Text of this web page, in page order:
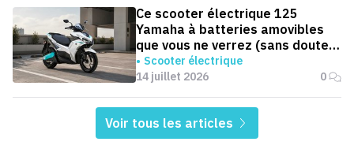
Ce scooter électrique 125
Yamaha à batteries amovibles
que vous ne verrez (sans doute)
jamais en Europe
Scooter électrique
14 juillet 2026
0
Voir tous les articles